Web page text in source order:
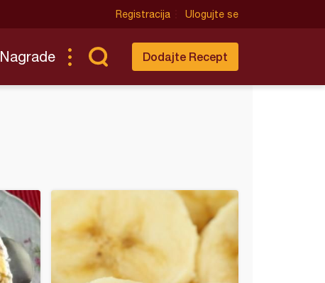
Registracija Ulogujte se
Nagrade Dodajte Recept